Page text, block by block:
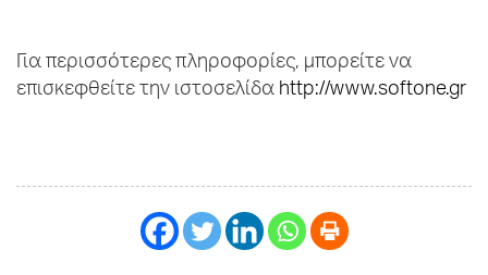
Για περισσότερες πληροφορίες, μπορείτε να
επισκεφθείτε την ιστοσελίδα http://www.softone.gr